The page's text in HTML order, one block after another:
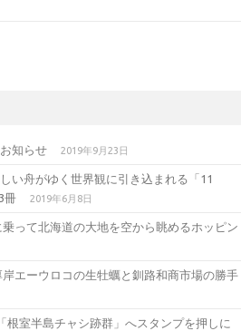
知らせ 2019年9月23日
い舟がゆく世界観に引き込まれる「11
冊
2019年6月8日
って北海道の大地を空から眺めるホッピン
エーウロコの生牡蠣と釧路和商市場の勝手
根室半島チャシ跡群」へスタンプを押しに